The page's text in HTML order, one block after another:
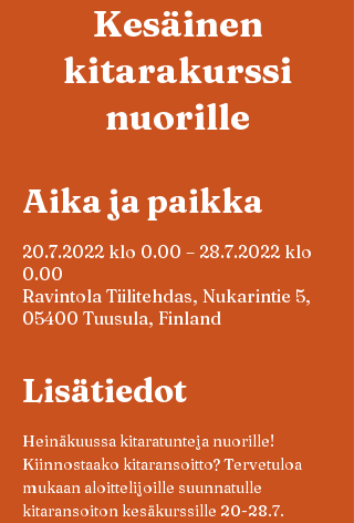
Kesäinen
kitarakurssi
nuorille
Aika ja paikka
20.7.2022 klo 0.00 – 28.7.2022 klo
0.00
Ravintola Tiilitehdas, Nukarintie 5,
05400 Tuusula, Finland
Lisätiedot
Heinäkuussa kitaratunteja nuorille!
Kiinnostaako kitaransoitto? Tervetuloa
mukaan aloittelijoille suunnatulle
kitaransoiton kesäkurssille 20-28.7.